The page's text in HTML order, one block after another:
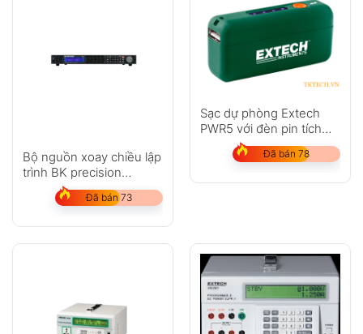
Bộ nguồn xoay chiều lập
trình BK precision
XLN15010-GL
Đã bán 73
Sạc dự phòng Extech
PWR5 với đèn pin tích
Đã bán 78